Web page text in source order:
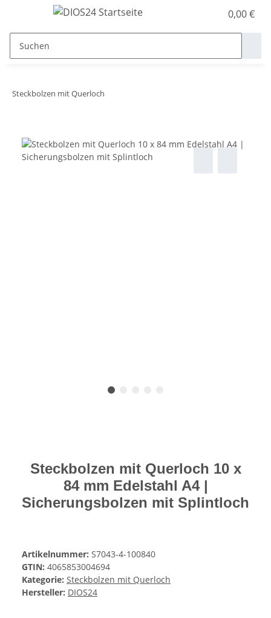
0,00 €
Steckbolzen mit Querloch
Steckbolzen mit Querloch 10 x
84 mm Edelstahl A4 |
Sicherungsbolzen mit Splintloch
Artikelnummer: S7043-4-100840
GTIN: 4065853004694
Kategorie: Steckbolzen mit Querloch
Hersteller: DIOS24